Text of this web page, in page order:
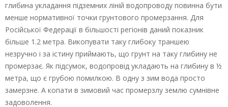
глибина укладання підземних ліній водопроводу повинна бути
менше нормативної точки грунтового промерзання. Для
Російської Федерації в більшості регіонів даний показник
більше 1.2 метра. Викопувати таку глибоку траншею
незручно і за істину приймають, що грунт на таку глибину не
промерзає. Як підсумок, водопровід укладають на глибину в ½
метра, що є грубою помилкою. В одну з зим вода просто
замерзне. А копати в зимовий час промерзлу землю сумнівне
задоволення.